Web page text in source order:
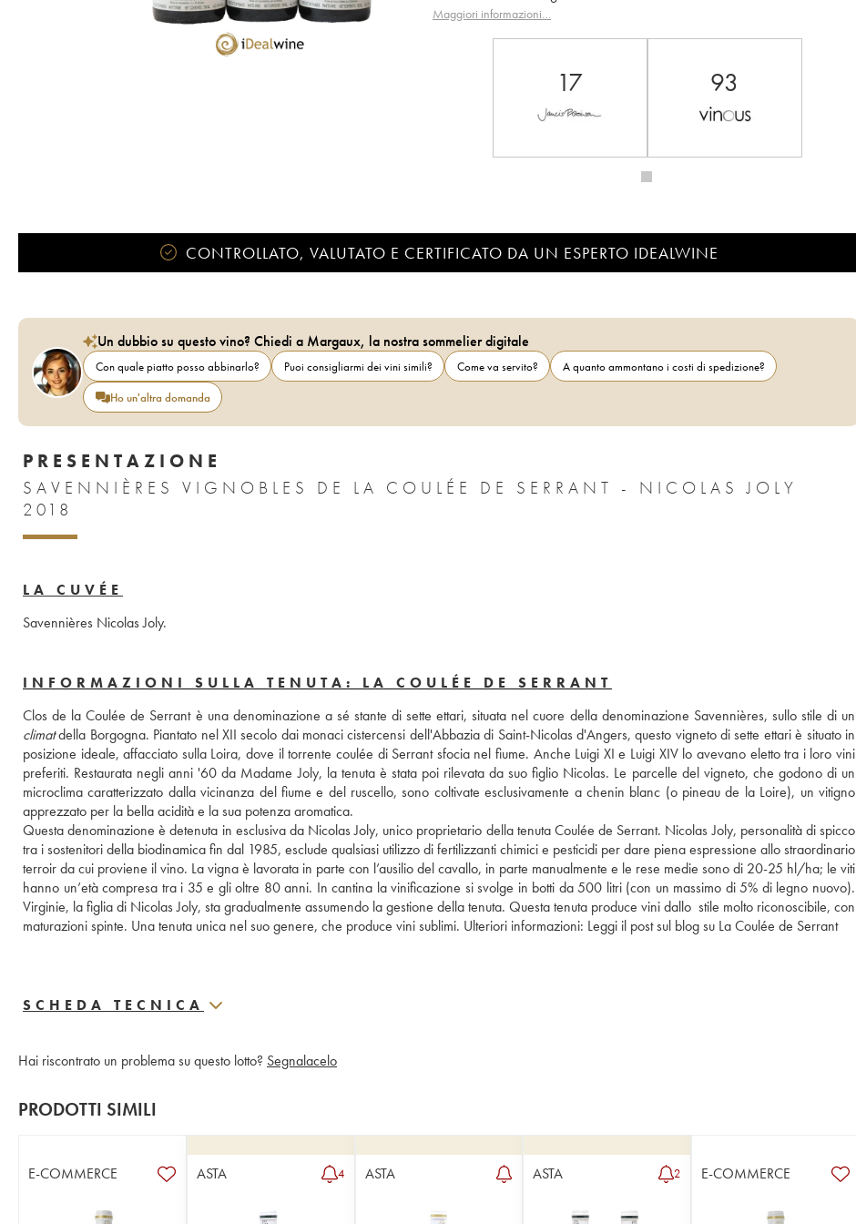
Proprietario:
Vignobles de la Coulée de Serrant - Nicolas Joly
Maggiori informazioni…
17 93
CONTROLLATO, VALUTATO E CERTIFICATO DA UN ESPERTO IDEALWINE
Un dubbio su questo vino? Chiedi a Margaux, la nostra sommelier digitale
Con quale piatto posso abbinarlo? Puoi consigliarmi dei vini simili? Come va servito?
A quanto ammontano i costi di spedizione?
Ho un'altra domanda
PRESENTAZIONE
SAVENNIÈRES VIGNOBLES DE LA COULÉE DE SERRANT - NICOLAS JOLY
2018
LA CUVÉE
Savennières Nicolas Joly.
INFORMAZIONI SULLA TENUTA: LA COULÉE DE SERRANT
climat della Borgogna. Piantato nel XII secolo dai monaci cistercensi dell'Abbazia di Saint-Nicolas d'Angers, questo vigneto di sette ettari è situato in
posizione ideale, affacciato sulla Loira, dove il torrente coulée di Serrant sfocia nel fiume. Anche Luigi XI e Luigi XIV lo avevano eletto tra i loro vini
preferiti. Restaurata negli anni '60 da Madame Joly, la tenuta è stata poi rilevata da suo figlio Nicolas. Le parcelle del vigneto, che godono di un
microclima caratterizzato dalla vicinanza del fiume e del ruscello, sono coltivate esclusivamente a chenin blanc (o pineau de la Loire), un vitigno
apprezzato per la bella acidità e la sua potenza aromatica.
Questa denominazione è detenuta in esclusiva da Nicolas Joly, unico proprietario della tenuta Coulée de Serrant. Nicolas Joly, personalità di spicco
tra i sostenitori della biodinamica fin dal 1985, esclude qualsiasi utilizzo di fertilizzanti chimici e pesticidi per dare piena espressione allo straordinario
terroir da cui proviene il vino. La vigna è lavorata in parte con l’ausilio del cavallo, in parte manualmente e le rese medie sono di 20-25 hl/ha; le viti
hanno un’età compresa tra i 35 e gli oltre 80 anni. In cantina la vinificazione si svolge in botti da 500 litri (con un massimo di 5% di legno nuovo).
Virginie, la figlia di Nicolas Joly, sta gradualmente assumendo la gestione della tenuta. Questa tenuta produce vini dallo  stile molto riconoscibile, con
maturazioni spinte. Una tenuta unica nel suo genere, che produce vini sublimi. Ulteriori informazioni: Leggi il post sul blog su La Coulée de Serrant
SCHEDA TECNICA
Hai riscontrato un problema su questo lotto? Segnalacelo
PRODOTTI SIMILI
E-COMMERCE ASTA 4 ASTA ASTA 2 E-COMMERCE